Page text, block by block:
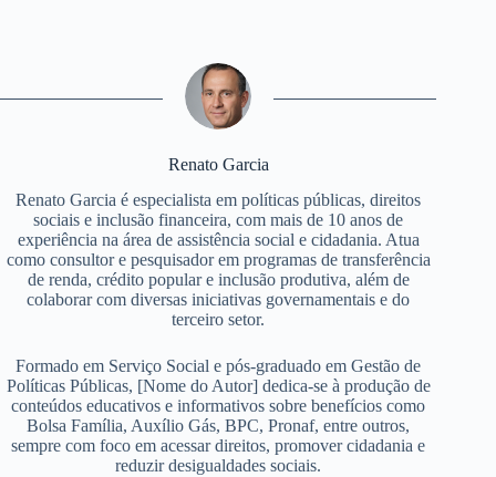
Renato Garcia
Renato Garcia é especialista em políticas públicas, direitos
sociais e inclusão financeira, com mais de 10 anos de
experiência na área de assistência social e cidadania. Atua
como consultor e pesquisador em programas de transferência
de renda, crédito popular e inclusão produtiva, além de
colaborar com diversas iniciativas governamentais e do
terceiro setor.
Formado em Serviço Social e pós-graduado em Gestão de
Políticas Públicas, [Nome do Autor] dedica-se à produção de
conteúdos educativos e informativos sobre benefícios como
Bolsa Família, Auxílio Gás, BPC, Pronaf, entre outros,
sempre com foco em acessar direitos, promover cidadania e
reduzir desigualdades sociais.